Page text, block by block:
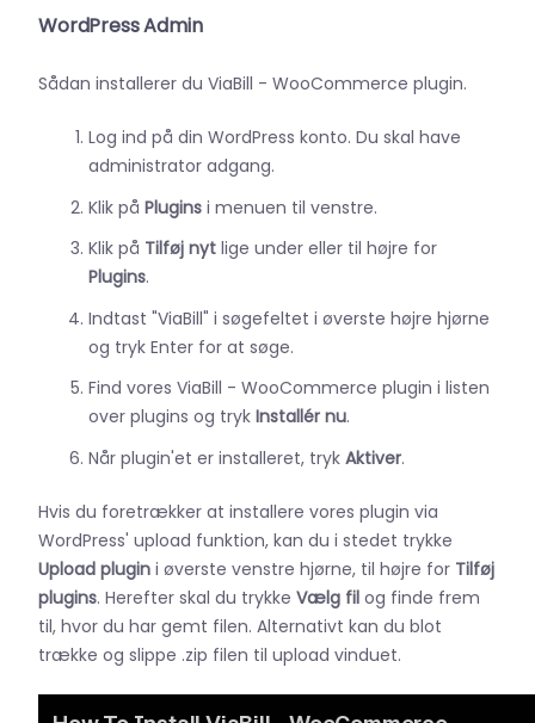
WordPress Admin
Sådan installerer du ViaBill - WooCommerce plugin.
Log ind på din WordPress konto. Du skal have
administrator adgang.
Klik på Plugins i menuen til venstre.
Klik på Tilføj nyt lige under eller til højre for
Plugins.
Indtast "ViaBill" i søgefeltet i øverste højre hjørne
og tryk Enter for at søge.
Find vores ViaBill - WooCommerce plugin i listen
over plugins og tryk Installér nu.
Når plugin'et er installeret, tryk Aktiver.
Hvis du foretrækker at installere vores plugin via
WordPress' upload funktion, kan du i stedet trykke
Upload plugin i øverste venstre hjørne, til højre for Tilføj
plugins. Herefter skal du trykke Vælg fil og finde frem
til, hvor du har gemt filen. Alternativt kan du blot
trække og slippe .zip filen til upload vinduet.